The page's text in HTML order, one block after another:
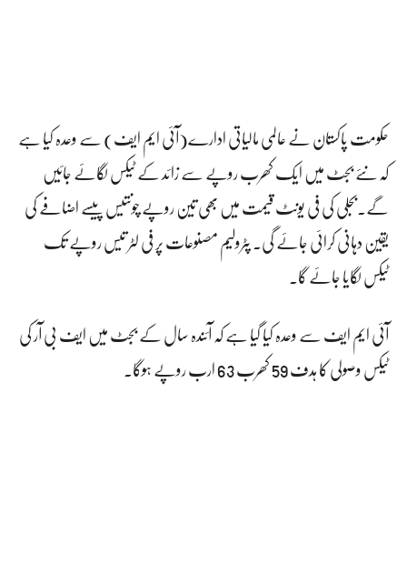
حکومت پاکستان نے عالمی مالیاتی ادارے(آئی ایم ایف) سے وعدہ کیا ہے
کہ نئے بجٹ میں ایک کھرب روپے سے زائد کے ٹیکس لگائے جائیں
گے۔بجلی کی فی یونٹ قیمت میں بھی تین روپے چونتیس پیسے اضافے کی
یقین دہانی کرائی جائے گی۔ پٹرولیم مصنوعات پر فی لٹر تیس روپے تک
ٹیکس لگایا جائے گا۔
آئی ایم ایف سے وعدہ کیا گیا ہے کہ آئندہ سال کے بجٹ میں ایف بی آر کی
ٹیکس وصولی کا ہدف 59 کھرب 63 ارب روپے ہوگا۔